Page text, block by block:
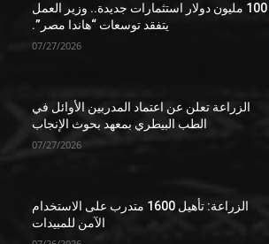
100 مليون دولار استثمارات جديدة.. وزير العمل
يتفقد توسعات “هاندا مصر”.
07/27/2026
الزراعة تعلن عن اعتماد المدربين الأوائل في
الطب البيطري بمعهد بحوث الإنجاب
07/27/2026
الزراعة: تأهيل 1600 متدرب على الاستخدام
الآمن للمبيدات